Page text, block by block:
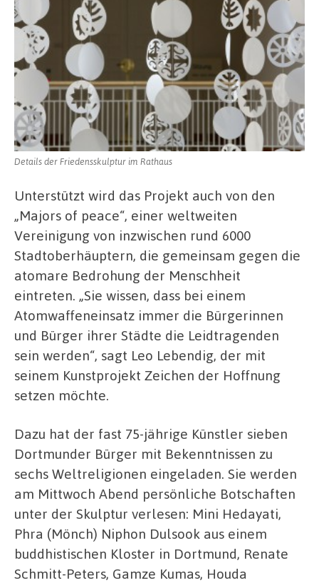
Details der Friedensskulptur im Rathaus
Unterstützt wird das Projekt auch von den
„Majors of peace“, einer weltweiten
Vereinigung von inzwischen rund 6000
Stadtoberhäuptern, die gemeinsam gegen die
atomare Bedrohung der Menschheit
eintreten. „Sie wissen, dass bei einem
Atomwaffeneinsatz immer die Bürgerinnen
und Bürger ihrer Städte die Leidtragenden
sein werden“, sagt Leo Lebendig, der mit
seinem Kunstprojekt Zeichen der Hoffnung
setzen möchte.
Dazu hat der fast 75-jährige Künstler sieben
Dortmunder Bürger mit Bekenntnissen zu
sechs Weltreligionen eingeladen. Sie werden
am Mittwoch Abend persönliche Botschaften
unter der Skulptur verlesen: Mini Hedayati,
Phra (Mönch) Niphon Dulsook aus einem
buddhistischen Kloster in Dortmund, Renate
Schmitt-Peters, Gamze Kumas, Houda